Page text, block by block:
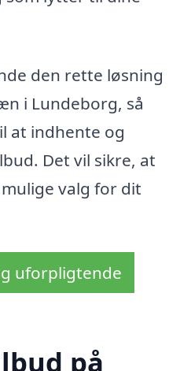
den rette løsning
i Lundeborg, så
at indhente og
Det vil sikre, at
valg for dit
uforpligtende
på